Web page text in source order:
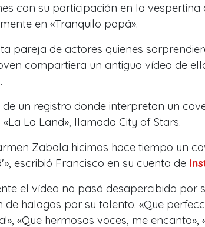
con su participación en la vespertina
en «Tranquilo papá».
pareja de actores quienes
compartiera un antiguo vídeo de
de un registro donde interpretan un
La Land», llamada City of Stars.
Zabala hicimos hace tiempo un
escribió Francisco en su cuenta de
el vídeo no pasó desapercibido por
de halagos por su talento. «Que
«Que hermosas voces, me encanto»,